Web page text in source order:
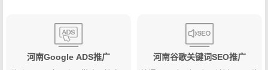
河南Google ADS推广 河南谷歌关键词SEO推广